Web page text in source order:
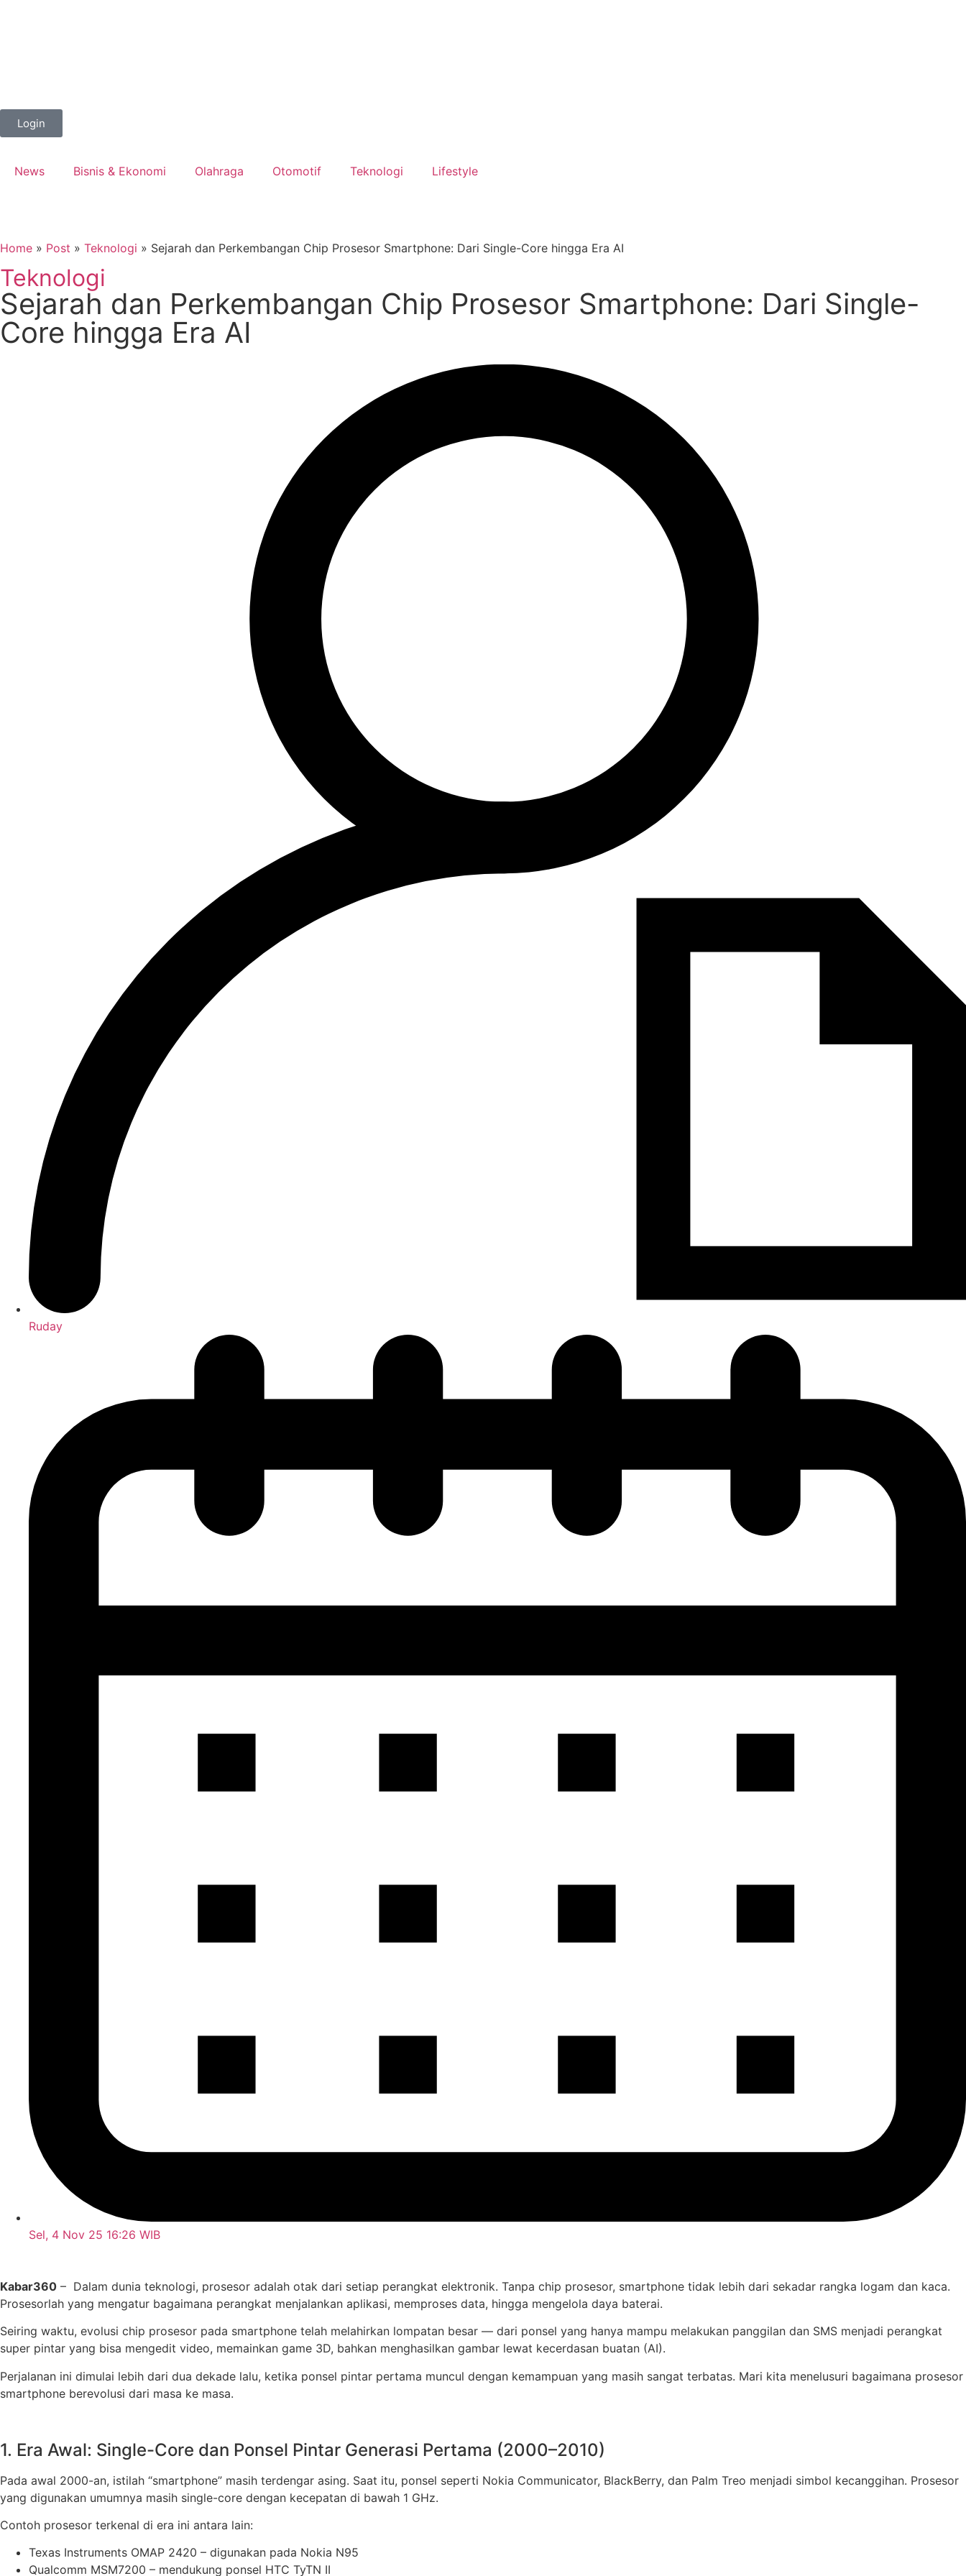
Login
News Bisnis & Ekonomi Olahraga Otomotif Teknologi Lifestyle
Home » Post » Teknologi » Sejarah dan Perkembangan Chip Prosesor Smartphone: Dari Single-Core hingga Era AI
Teknologi
Sejarah dan Perkembangan Chip Prosesor Smartphone: Dari Single-
Core hingga Era AI
Ruday
Sel, 4 Nov 25 16:26 WIB
Kabar360 – Dalam dunia teknologi, prosesor adalah otak dari setiap perangkat elektronik. Tanpa chip prosesor, smartphone tidak lebih dari sekadar rangka logam dan kaca.
Prosesorlah yang mengatur bagaimana perangkat menjalankan aplikasi, memproses data, hingga mengelola daya baterai.
Seiring waktu, evolusi chip prosesor pada smartphone telah melahirkan lompatan besar — dari ponsel yang hanya mampu melakukan panggilan dan SMS menjadi perangkat
super pintar yang bisa mengedit video, memainkan game 3D, bahkan menghasilkan gambar lewat kecerdasan buatan (AI).
Perjalanan ini dimulai lebih dari dua dekade lalu, ketika ponsel pintar pertama muncul dengan kemampuan yang masih sangat terbatas. Mari kita menelusuri bagaimana prosesor
smartphone berevolusi dari masa ke masa.
1. Era Awal: Single-Core dan Ponsel Pintar Generasi Pertama (2000–2010)
Pada awal 2000-an, istilah “smartphone” masih terdengar asing. Saat itu, ponsel seperti Nokia Communicator, BlackBerry, dan Palm Treo menjadi simbol kecanggihan. Prosesor
yang digunakan umumnya masih single-core dengan kecepatan di bawah 1 GHz.
Contoh prosesor terkenal di era ini antara lain:
Texas Instruments OMAP 2420 – digunakan pada Nokia N95
Qualcomm MSM7200 – mendukung ponsel HTC TyTN II